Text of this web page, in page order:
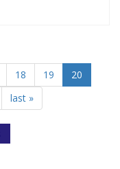
18 19
20
last »